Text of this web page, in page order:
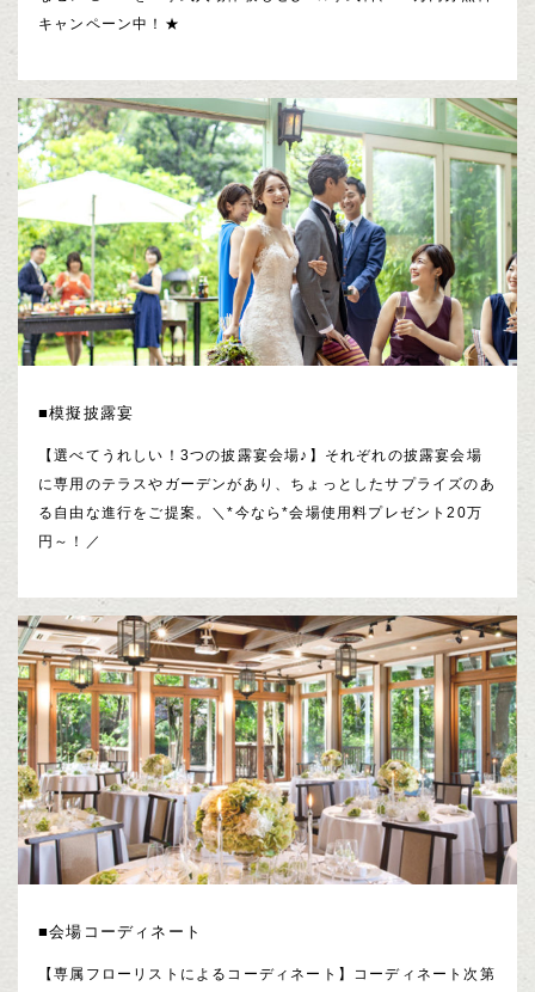
キャンペーン中！★
■模擬披露宴
【選べてうれしい！3つの披露宴会場♪】それぞれの披露宴会場
に専用のテラスやガーデンがあり、ちょっとしたサプライズのあ
る自由な進行をご提案。＼*今なら*会場使用料プレゼント20万
円～！／
■会場コーディネート
【専属フローリストによるコーディネート】コーディネート次第